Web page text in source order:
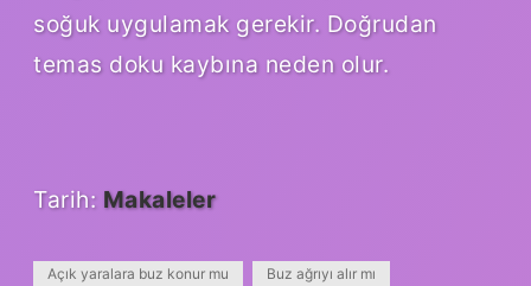
soğuk uygulamak gerekir. Doğrudan
temas doku kaybına neden olur.
Tarih: Makaleler
Açık yaralara buz konur mu Buz ağrıyı alır mı